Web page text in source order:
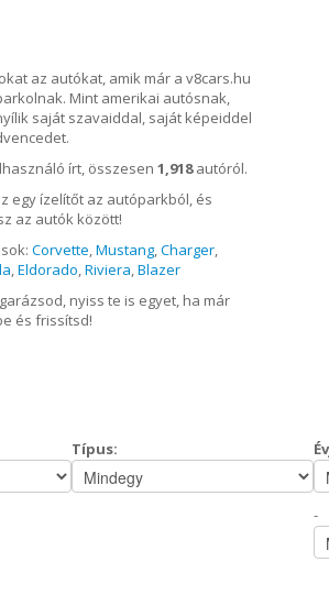
az autókat, amik már a v8cars.hu
Mint amerikai autósnak,
saját szavaiddal, saját képeiddel
írt, összesen 1,918autóról.
egy ízelítőt az autóparkból, és
az autók között!
Corvette Mustang Charger
Eldorado Riviera Blazer
nyiss te is egyet, ha már
és frissítsd!
Típus:
-